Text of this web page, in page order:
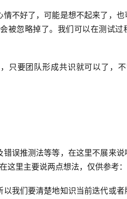
不好了，可能是想不起来了，
被忽略掉了。我们可以在测试过
只要团队形成共识就可以了，
误推测法等等，在这里不展来
这里主要说两点想法，仅供参考：
我们要清楚地知识当前迭代或